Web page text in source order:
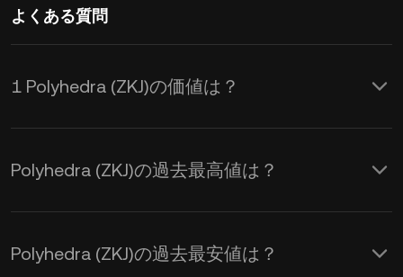
よくある質問
1 Polyhedra (ZKJ)の価値は？
KuCoinはPolyhedra (ZKJ)に対してリア
ルタイムでのUSD価格更新を提供しま
KuCoin計算機を使用して、
Polyhedra (ZKJ)の過去最高値は？
Polyhedra (ZKJ)の過去最安値は？